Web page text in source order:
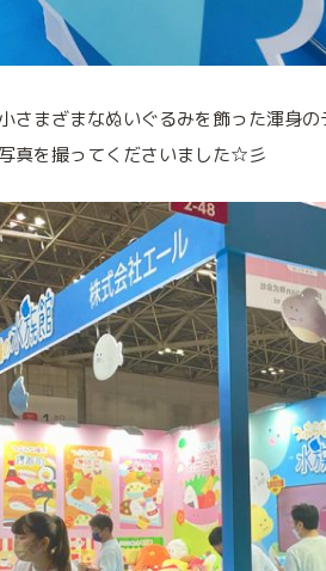
さまざまなぬいぐるみを飾った渾身
真を撮ってくださいました☆彡